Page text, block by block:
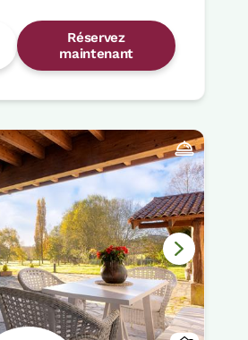
Réservez
maintenant